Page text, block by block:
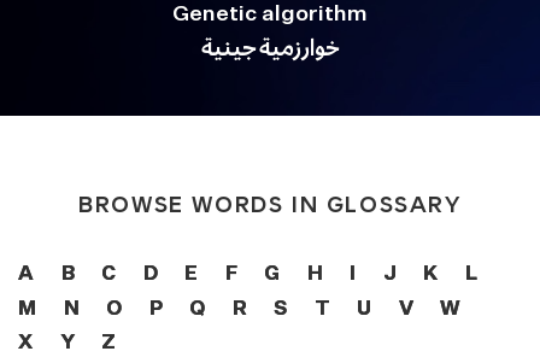
Genetic algorithm
خوارزمية جينية
BROWSE WORDS IN GLOSSARY
A B C D E F G H I J K
L
M
N O P Q R S T U V
W
X
Y Z